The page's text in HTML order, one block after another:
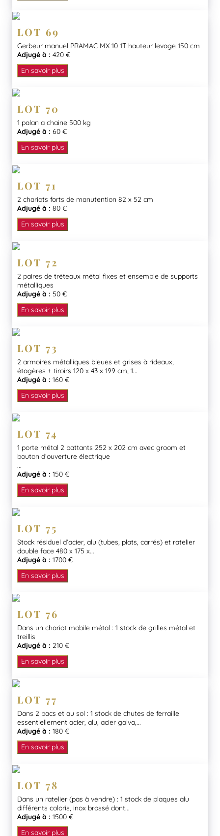
LOT 69
Gerbeur manuel PRAMAC MX 10 1T hauteur levage 150 cm
Adjugé à : 420 €
En savoir plus
LOT 70
1 palan a chaine 500 kg
Adjugé à : 60 €
En savoir plus
LOT 71
2 chariots forts de manutention 82 x 52 cm
Adjugé à : 80 €
En savoir plus
LOT 72
2 paires de tréteaux métal fixes et ensemble de supports
métalliques
Adjugé à : 50 €
En savoir plus
LOT 73
2 armoires métalliques bleues et grises à rideaux,
étagères + tiroirs 120 x 43 x 199 cm, 1...
Adjugé à : 160 €
En savoir plus
LOT 74
1 porte métal 2 battants 252 x 202 cm avec groom et
bouton d’ouverture électrique
...
Adjugé à : 150 €
En savoir plus
LOT 75
Stock résiduel d’acier, alu (tubes, plats, carrés) et ratelier
double face 480 x 175 x...
Adjugé à : 1700 €
En savoir plus
LOT 76
Dans un chariot mobile métal : 1 stock de grilles métal et
treillis
Adjugé à : 210 €
En savoir plus
LOT 77
Dans 2 bacs et au sol : 1 stock de chutes de ferraille
essentiellement acier, alu, acier galva,...
Adjugé à : 180 €
En savoir plus
LOT 78
Dans un ratelier (pas à vendre) : 1 stock de plaques alu
différents coloris, inox brossé dont...
Adjugé à : 1500 €
En savoir plus